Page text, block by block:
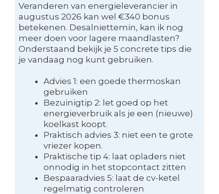
Veranderen van energieleverancier in
augustus 2026 kan wel €340 bonus
betekenen. Desalniettemin, kan ik nog
meer doen voor lagere maandlasten?
Onderstaand bekijk je 5 concrete tips die
je vandaag nog kunt gebruiken.
Advies 1: een goede thermoskan
gebruiken
Bezuinigtip 2: let goed op het
energieverbruik als je een (nieuwe)
koelkast koopt.
Praktisch advies 3: niet een te grote
vriezer kopen.
Praktische tip 4: laat opladers niet
onnodig in het stopcontact zitten
Bespaaradvies 5: laat de cv-ketel
regelmatig controleren